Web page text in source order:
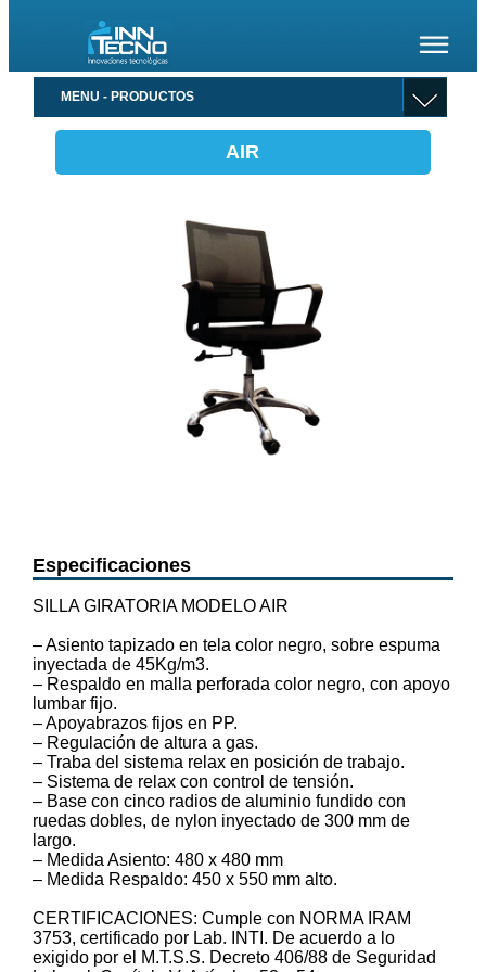
MENU - PRODUCTOS
AIR
Especificaciones
SILLA GIRATORIA MODELO AIR
– Asiento tapizado en tela color negro, sobre espuma
inyectada de 45Kg/m3.
– Respaldo en malla perforada color negro, con apoyo
lumbar fijo.
– Apoyabrazos fijos en PP.
– Regulación de altura a gas.
– Traba del sistema relax en posición de trabajo.
– Sistema de relax con control de tensión.
– Base con cinco radios de aluminio fundido con
ruedas dobles, de nylon inyectado de 300 mm de
largo.
– Medida Asiento: 480 x 480 mm
– Medida Respaldo: 450 x 550 mm alto.
CERTIFICACIONES: Cumple con NORMA IRAM
3753, certificado por Lab. INTI. De acuerdo a lo
exigido por el M.T.S.S. Decreto 406/88 de Seguridad